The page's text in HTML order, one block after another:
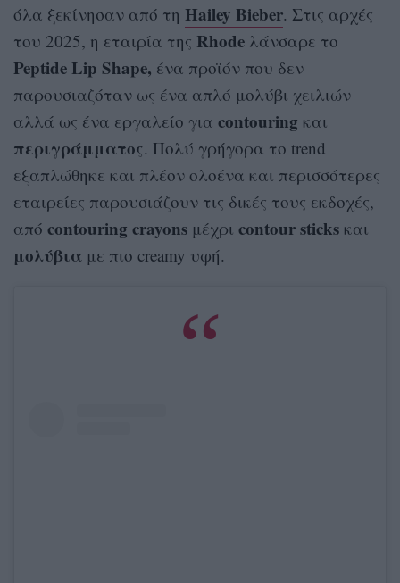
όλα ξεκίνησαν από τη Hailey Bieber. Στις αρχές
του 2025, η εταιρία της Rhode λάνσαρε το
Peptide Lip Shape, ένα προϊόν που δεν
παρουσιαζόταν ως ένα απλό μολύβι χειλιών
αλλά ως ένα εργαλείο για contouring και
περιγράμματος. Πολύ γρήγορα το trend
εξαπλώθηκε και πλέον ολοένα και περισσότερες
εταιρείες παρουσιάζουν τις δικές τους εκδοχές,
από contouring crayons μέχρι contour sticks και
μολύβια με πιο creamy υφή.